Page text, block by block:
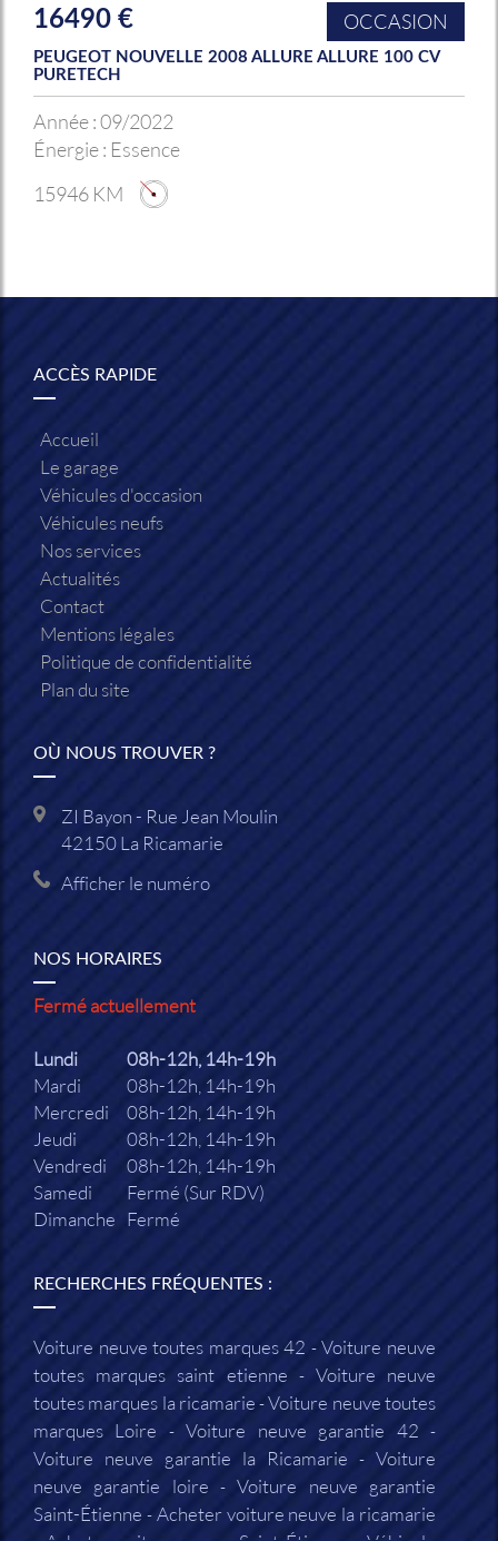
16490 € OCCASION
PEUGEOT NOUVELLE 2008 ALLURE ALLURE 100 CV
PURETECH
Année :09/2022
Énergie : Essence
15946 KM
ACCÈS RAPIDE
Accueil
Le garage
Véhicules d'occasion
Véhicules neufs
Nos services
Actualités
Contact
Mentions légales
Politique de confidentialité
Plan du site
OÙ NOUS TROUVER ?
ZI Bayon - Rue Jean Moulin
42150La Ricamarie
Afficher le numéro
NOS HORAIRES
Fermé actuellement
Lundi
08h-12h, 14h-19h
Mardi
08h-12h, 14h-19h
Mercredi
08h-12h, 14h-19h
Jeudi
08h-12h, 14h-19h
Vendredi
08h-12h, 14h-19h
Samedi
Fermé (Sur RDV)
Dimanche Fermé
RECHERCHES FRÉQUENTES :
Voiture neuve toutes marques 42
Voiture neuve
toutes marques saint etienne
Voiture neuve
toutes marques la ricamarie Voiture neuve toutes
marques Loire
Voiture neuve garantie 42
Voiture neuve garantie la Ricamarie
Voiture
neuve garantie loire
Voiture neuve garantie
Saint-Étienne
Acheter voiture neuve la ricamarie